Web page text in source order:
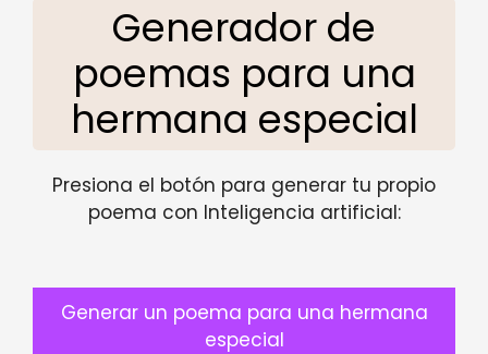
Generador de
poemas para una
hermana especial
Presiona el botón para generar tu propio
poema con Inteligencia artificial:
Generar un poema para una hermana
especial